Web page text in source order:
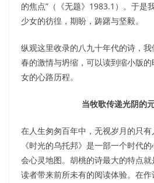
的焦点”（《无题》1983.1）。于是
少女的彷徨，期盼，踌躇与坚毅。
纵观这里收录的八九十年代的诗，
春的激情与坍缩，可以读到缩小版
女的心路历程。
当牧歌传递光阴的
在人生匆匆百年中，无视岁月的只
《时光的乌托邦》是一部一个时代
会心灵地图。胡桃的诗最大的特点
读者带来前所未有的阅读体验。在